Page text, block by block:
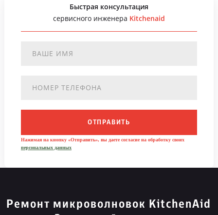
Быстрая консультация
сервисного инженера Kitchenaid
ОТПРАВИТЬ
Нажимая на кнопку «Отправить», вы даете согласие на обработку своих
персональных данных
Ремонт микроволновок KitchenAid